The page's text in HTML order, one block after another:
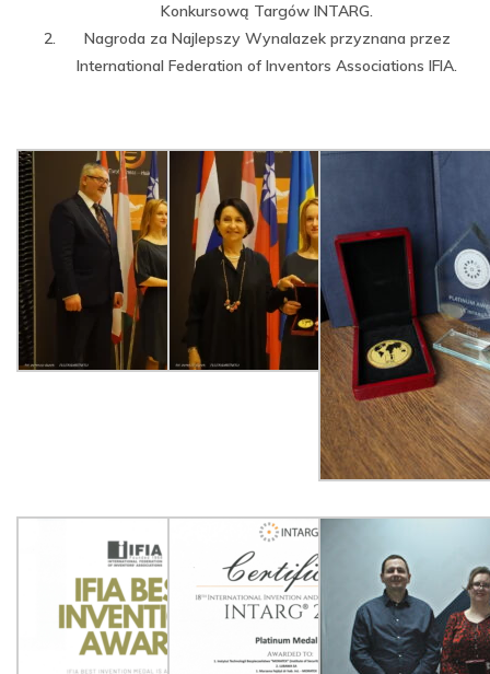
Konkursową Targów INTARG.
Nagroda za Najlepszy Wynalazek przyznana przez
International Federation of Inventors Associations IFIA.